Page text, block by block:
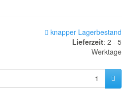
knapper Lagerbestand
Lieferzeit: 2 - 5
Werktage